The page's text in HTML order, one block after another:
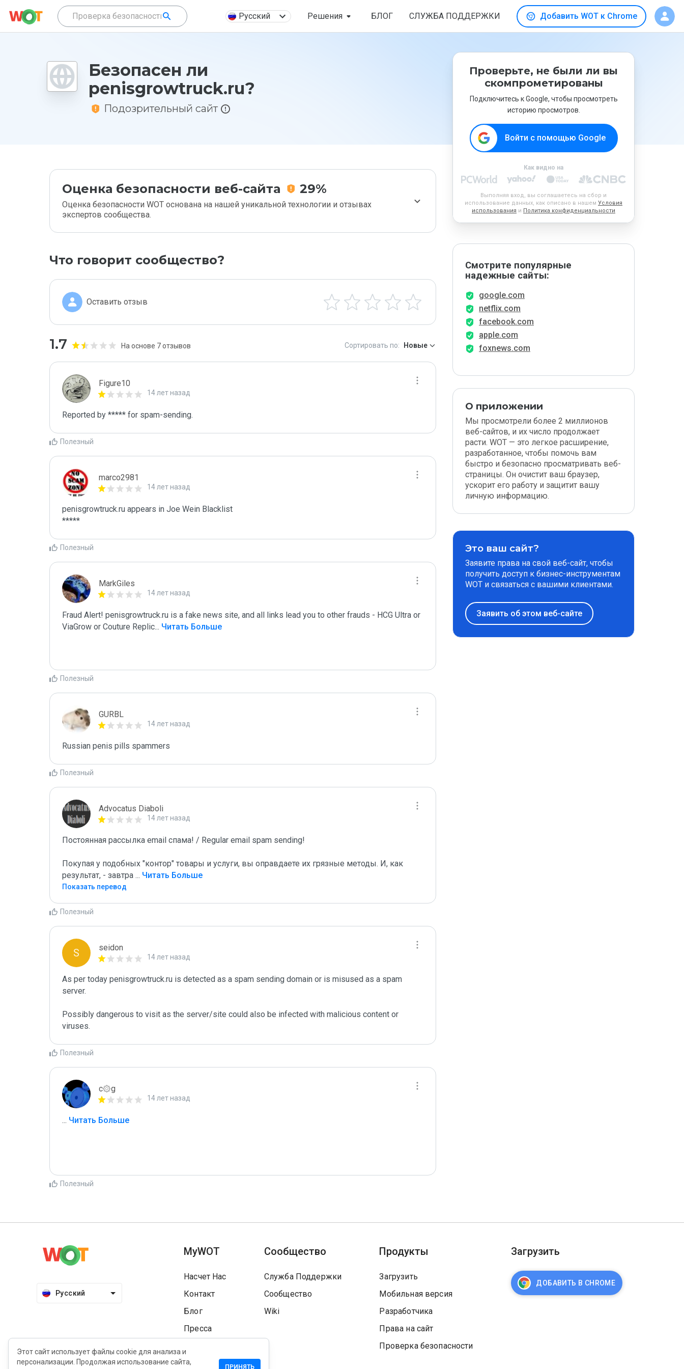
Русский Решения БЛОГ СЛУЖБА ПОДДЕРЖКИ Добавить WOT к Chrome
Безопасен ли
penisgrowtruck.ru?
Подозрительный сайт
Оценка безопасности веб-сайта 29%
Оценка безопасности WOT основана на нашей уникальной технологии и отзывах
экспертов сообщества.
Что говорит сообщество?
Оставить отзыв
1.7 На основе 7 отзывов Сортировать по: Новые
Figure10
14 лет назад
Reported by ***** for spam-sending.
Полезный
marco2981
14 лет назад
penisgrowtruck.ru appears in Joe Wein Blacklist
*****
Полезный
MarkGiles
14 лет назад
Fraud Alert! penisgrowtruck.ru is a fake news site, and all links lead you to other frauds - HCG Ultra or
ViaGrow or Couture Replic... Читать Больше
Полезный
GURBL
14 лет назад
Russian penis pills spammers
Полезный
Advocatus Diaboli
14 лет назад
Постоянная рассылка email спама! / Regular email spam sending!
Покупая у подобных "контор" товары и услуги, вы оправдаете их грязные методы. И, как
результат, - завтра ... Читать Больше
Показать перевод
Полезный
S seidon
14 лет назад
As per today penisgrowtruck.ru is detected as a spam sending domain or is misused as a spam
server.
Possibly dangerous to visit as the server/site could also be infected with malicious content or
Полезный
c۞g
14 лет назад
... Читать Больше
Полезный
Проверьте, не были ли вы
скомпрометированы
Подключитесь к Google, чтобы просмотреть
историю просмотров.
Войти с помощью Google
Как видно на
Выполняя вход, вы соглашаетесь на сбор и
использование данных, как описано в нашем Условия
использования и Политика конфиденциальности
Смотрите популярные
надежные сайты:
google.com
netflix.com
facebook.com
apple.com
foxnews.com
О приложении
Мы просмотрели более 2 миллионов
веб-сайтов, и их число продолжает
расти. WOT — это легкое расширение,
разработанное, чтобы помочь вам
быстро и безопасно просматривать веб-
страницы. Он очистит ваш браузер,
ускорит его работу и защитит вашу
личную информацию.
Это ваш сайт?
Заявите права на свой веб-сайт, чтобы
получить доступ к бизнес-инструментам
WOT и связаться с вашими клиентами.
Заявить об этом веб-сайте
Русский
MyWOT
Насчет Нас
Контакт
Блог
Пресса
Сообщество
Служба Поддержки
Сообщество
Wiki
Продукты
Загрузить
Мобильная версия
Разработчика
Права на сайт
Проверка безопасности
Загрузить
ДОБАВИТЬ В CHROME
Этот сайт использует файлы cookie для анализа и
персонализации. Продолжая использование сайта,
ПРИНЯТЬ